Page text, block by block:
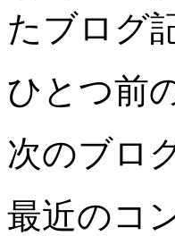
たブログ
ひとつ前
次のブロ
最近のコ